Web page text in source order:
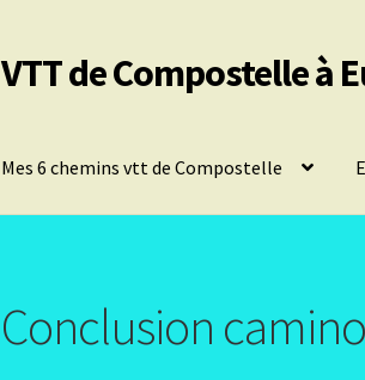
Aller
à
Aller
au
VTT de Compostelle à
Mes 6 chemins vtt de Compostelle
Conclusion